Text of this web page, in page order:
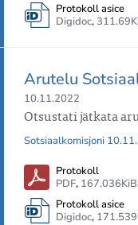
Protokoll asice
Digidoc,
Arutelu
10.11.2022
Otsustati jätkata
Sotsiaalkomisjoni
Protokoll
PDF, 167.036KiB
Protokoll asice
Digidoc,